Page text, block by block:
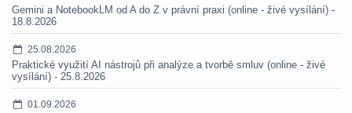
Gemini a NotebookLM od A do Z v právní praxi (online - živé vysílání) -
18.8.2026
25.08.2026
Praktické využití AI nástrojů při analýze a tvorbě smluv (online - živé
vysílání) - 25.8.2026
01.09.2026